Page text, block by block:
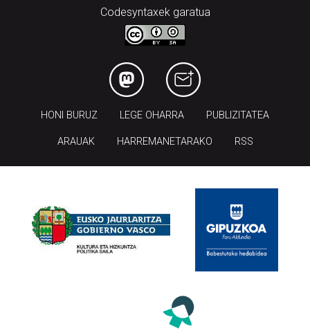
Codesyntaxek garatua
HONI BURUZ LEGE OHARRA PUBLIZITATEA
ARAUAK HARREMANETARAKO RSS